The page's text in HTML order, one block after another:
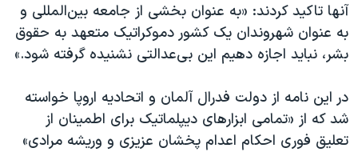
آنها تاکید کردند: «به عنوان بخشی از جامعه بین‌المللی و
به عنوان شهروندان یک کشور دموکراتیک متعهد به حقوق
بشر، نباید اجازه دهیم این بی‌عدالتی نشنیده گرفته شود.»
در این نامه از دولت فدرال آلمان و اتحادیه اروپا خواسته
شد که از «تمامی ابزارهای دیپلماتیک برای اطمینان از
تعلیق فوری احکام اعدام پخشان عزیزی و وریشه مرادی»